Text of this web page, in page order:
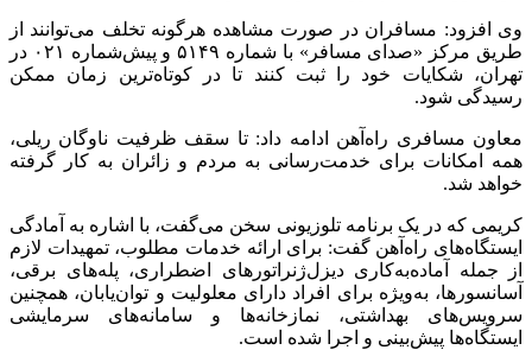
وی افزود: مسافران در صورت مشاهده هرگونه تخلف می‌توانند از
طریق مرکز «صدای مسافر» با شماره ۵۱۴۹ و پیش‌شماره ۰۲۱ در
تهران، شکایات خود را ثبت کنند تا در کوتاه‌ترین زمان ممکن
رسیدگی شود.
معاون مسافری راه‌آهن ادامه داد: تا سقف ظرفیت ناوگان ریلی،
همه امکانات برای خدمت‌رسانی به مردم و زائران به کار گرفته
خواهد شد.
کریمی که در یک برنامه تلوزیونی سخن می‌گفت، با اشاره به آمادگی
ایستگاه‌های راه‌آهن گفت: برای ارائه خدمات مطلوب، تمهیدات لازم
از جمله آماده‌به‌کاری دیزل‌ژنراتورهای اضطراری، پله‌های برقی،
آسانسورها، به‌ویژه برای افراد دارای معلولیت و توان‌یابان، همچنین
سرویس‌های بهداشتی، نمازخانه‌ها و سامانه‌های سرمایشی
ایستگاه‌ها پیش‌بینی و اجرا شده است.